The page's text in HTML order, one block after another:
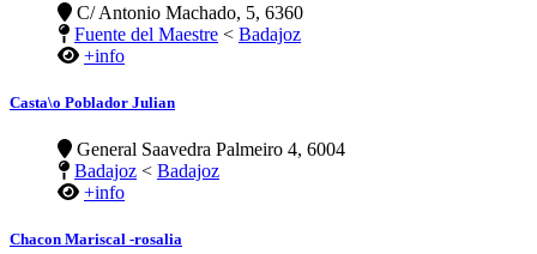
C/ Antonio Machado, 5, 6360
Fuente del Maestre < Badajoz
+info
Casta\o Poblador Julian
General Saavedra Palmeiro 4, 6004
Badajoz < Badajoz
+info
Chacon Mariscal -rosalia